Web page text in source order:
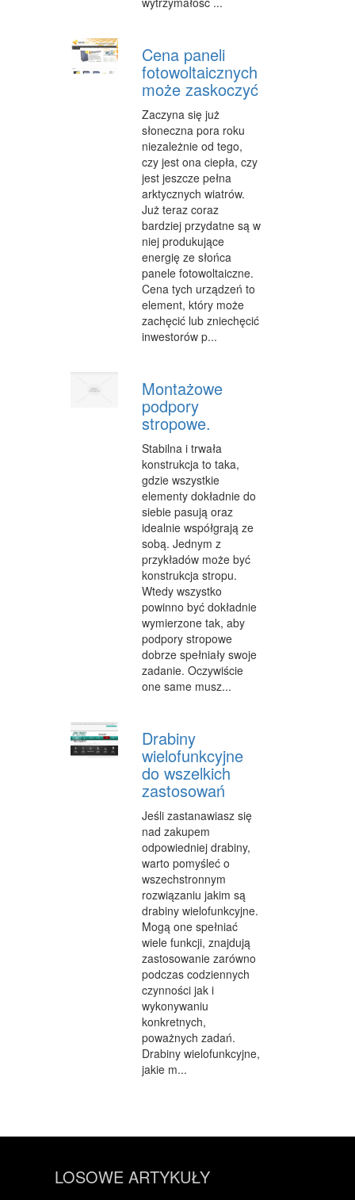
OPIEKA
NOCLEGI
HOTELE I NOCLEGI
PODRÓŻE
WYPOCZYNEK
ODNOWA BIOLOGICZNA
DIETETYKA, ODCHUDZANIE
KOSMETYKI
LECZENIE
SALONY KOSMETYCZNE
SPRZĘT MEDYCZNY
OPROGRAMOWANIE
KONTAKT
Cena paneli
fotowoltaicznych
może zaskoczyć
Zaczyna się już
słoneczna pora roku
niezależnie od tego,
czy jest ona ciepła, czy
jest jeszcze pełna
arktycznych wiatrów.
Już teraz coraz
bardziej przydatne są w
niej produkujące
energię ze słońca
panele fotowoltaiczne.
Cena tych urządzeń to
element, który może
zachęcić lub zniechęcić
inwestorów p...
Montażowe
podpory
stropowe.
Stabilna i trwała
konstrukcja to taka,
gdzie wszystkie
elementy dokładnie do
siebie pasują oraz
idealnie współgrają ze
sobą. Jednym z
przykładów może być
konstrukcja stropu.
Wtedy wszystko
powinno być dokładnie
wymierzone tak, aby
podpory stropowe
dobrze spełniały swoje
zadanie. Oczywiście
one same musz...
Drabiny
wielofunkcyjne
do wszelkich
zastosowań
Jeśli zastanawiasz się
nad zakupem
odpowiedniej drabiny,
warto pomyśleć o
wszechstronnym
rozwiązaniu jakim są
drabiny wielofunkcyjne.
Mogą one spełniać
wiele funkcji, znajdują
zastosowanie zarówno
podczas codziennych
czynności jak i
wykonywaniu
konkretnych,
poważnych zadań.
Drabiny wielofunkcyjne,
jakie m...
LOSOWE ARTYKUŁY